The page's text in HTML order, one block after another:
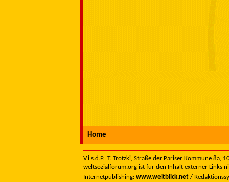
Home
V.i.s.d.P.: T. Trotzki, Straße der Pariser Kommune
weltsozialforum.org ist für den Inhalt externer Links
Internetpublishing: www.weitblick.net /